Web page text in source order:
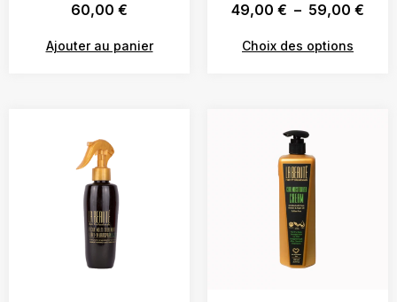
60,00 €
Ajouter au panier
49,00 € – 59,00 €
Choix des options